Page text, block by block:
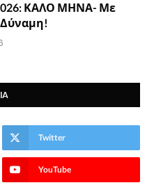
ΚΑΛΟ ΜΗΝΑ- Με
Δύναμη!
Twitter
YouTube